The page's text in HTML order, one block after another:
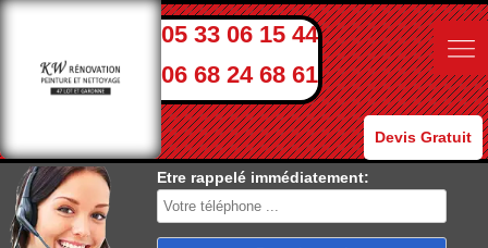
05 33 06 15 44
06 68 24 68 61
Devis Gratuit
Etre rappelé immédiatement: